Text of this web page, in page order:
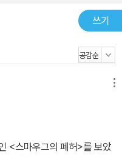
쓰기
<스마우그의 폐허>를 보았